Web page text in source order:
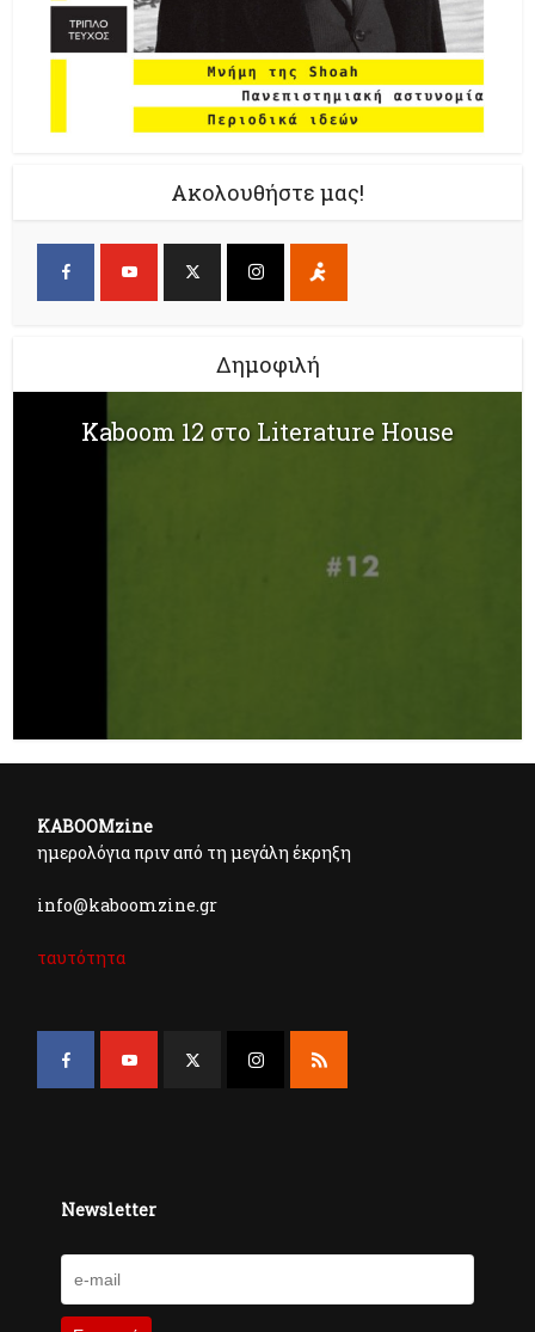
Ακολουθήστε μας!
Δημοφιλή
Kaboom 12 στο Literature House
KABOOMzine
ημερολόγια πριν από τη μεγάλη έκρηξη
info@kaboomzine.gr
ταυτότητα
Newsletter